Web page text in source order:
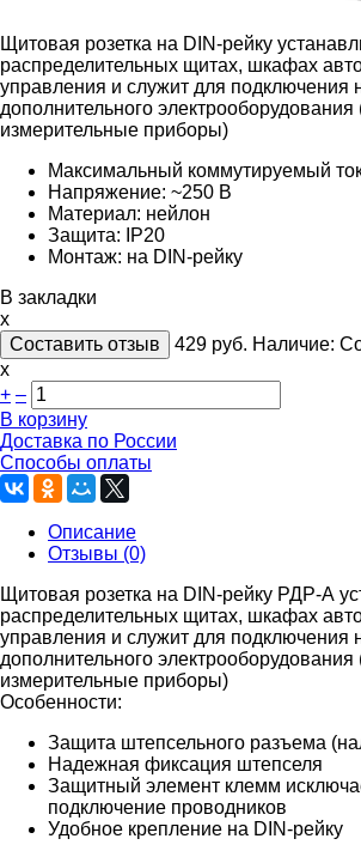
Щитовая розетка на DIN-рейку
распределительных щитах, шкафах
управления и служит для подключения
дополнительного электрооборудования
измерительные приборы)
Максимальный коммутируемый
Напряжение: ~250 В
Материал: нейлон
Защита: IP20
Монтаж: на DIN-рейку
В закладки
x
Составить отзыв
429 руб. Наличие:
х
+ –
В корзину
Доставка по России
Способы оплаты
Описание
Отзывы (0)
Щитовая розетка на DIN-рейку РДР-А
распределительных щитах, шкафах
управления и служит для подключения
дополнительного электрооборудования
измерительные приборы)
Особенности:
Защита штепсельного разъема
Надежная фиксация штепселя
Защитный элемент клемм
подключение проводников
Удобное крепление на DIN-рейку